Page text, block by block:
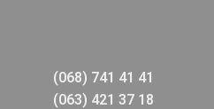
(068) 741 41 41
(063) 421 37 18